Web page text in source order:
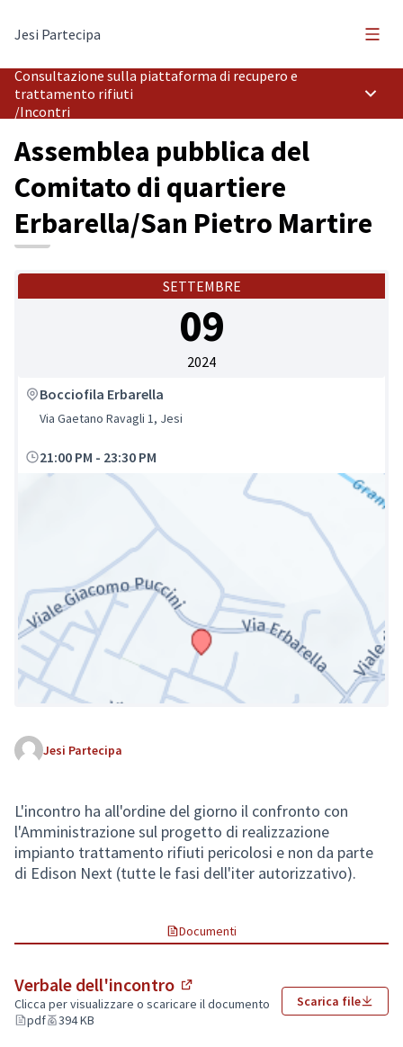
Jesi Partecipa
Consultazione sulla piattaforma di recupero e
trattamento rifiuti
/Incontri
Assemblea pubblica del
Comitato di quartiere
Erbarella/San Pietro Martire
SETTEMBRE
09
2024
Bocciofila Erbarella
Via Gaetano Ravagli 1, Jesi
21:00 PM - 23:30 PM
(Collegamento esterno)
Jesi Partecipa
L'incontro ha all'ordine del giorno il confronto con
l'Amministrazione sul progetto di realizzazione
impianto trattamento rifiuti pericolosi e non da parte
di Edison Next (tutte le fasi dell'iter autorizzativo).
Documenti
Verbale dell'incontro
(Si apre in una nuova scheda)
Clicca per visualizzare o scaricare il documento
pdf
394 KB
Scarica file